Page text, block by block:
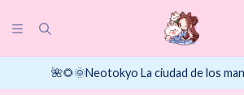
🌺🌻🌞Neotokyo La ciudad de los